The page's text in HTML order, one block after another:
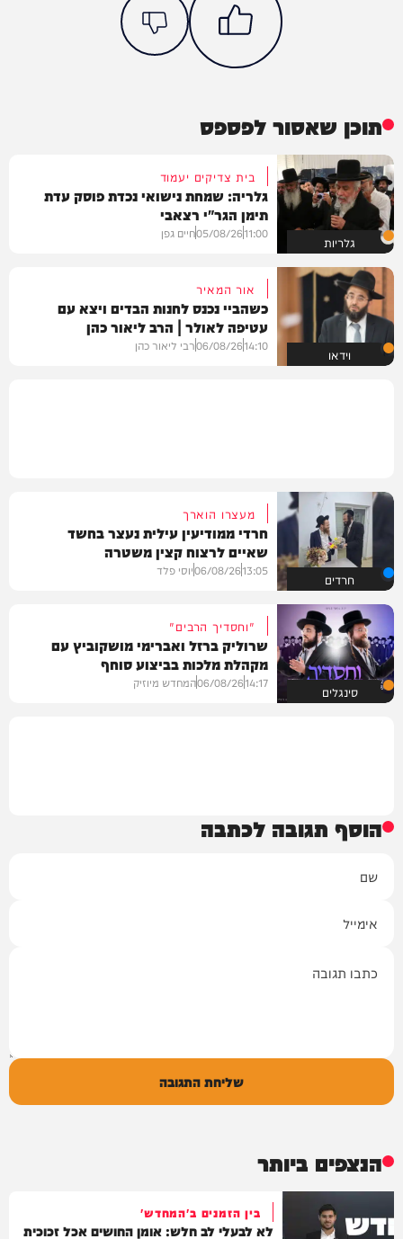
תוכן שאסור לפספס
גלריות
בית צדיקים יעמוד
גלריה: שמחת נישואי נכדת פוסק עדת
תימן הגר"י רצאבי
11:00
05/08/26חיים גפן
וידאו
אור המאיר
כשהביי נכנס לחנות הבדים ויצא עם
עטיפה לאולר | הרב ליאור כהן
14:10
06/08/26רבי ליאור כהן
חרדים
מעצרו הוארך
חרדי ממודיעין עילית נעצר בחשד
שאיים לרצוח קצין משטרה
13:05
06/08/26יוסי פלד
סינגלים
"וחסדיך הרבים"
שרוליק ברזל ואברימי מושקוביץ עם
מקהלת מלכות בביצוע סוחף
14:17
06/08/26המחדש מיוזיק
הוסף תגובה לכתבה
שליחת התגובה
הנצפים ביותר
בין הזמנים ב'המחדש'
לא לבעלי לב חלש: אומן החושים אכל זכוכית